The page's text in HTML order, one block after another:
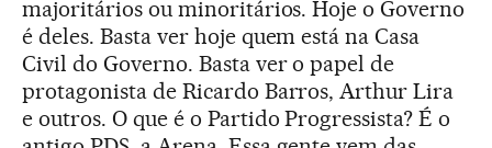
majoritários ou minoritários. Hoje o Governo
é deles. Basta ver hoje quem está na Casa
Civil do Governo. Basta ver o papel de
protagonista de Ricardo Barros, Arthur Lira
e outros. O que é o Partido Progressista? É o